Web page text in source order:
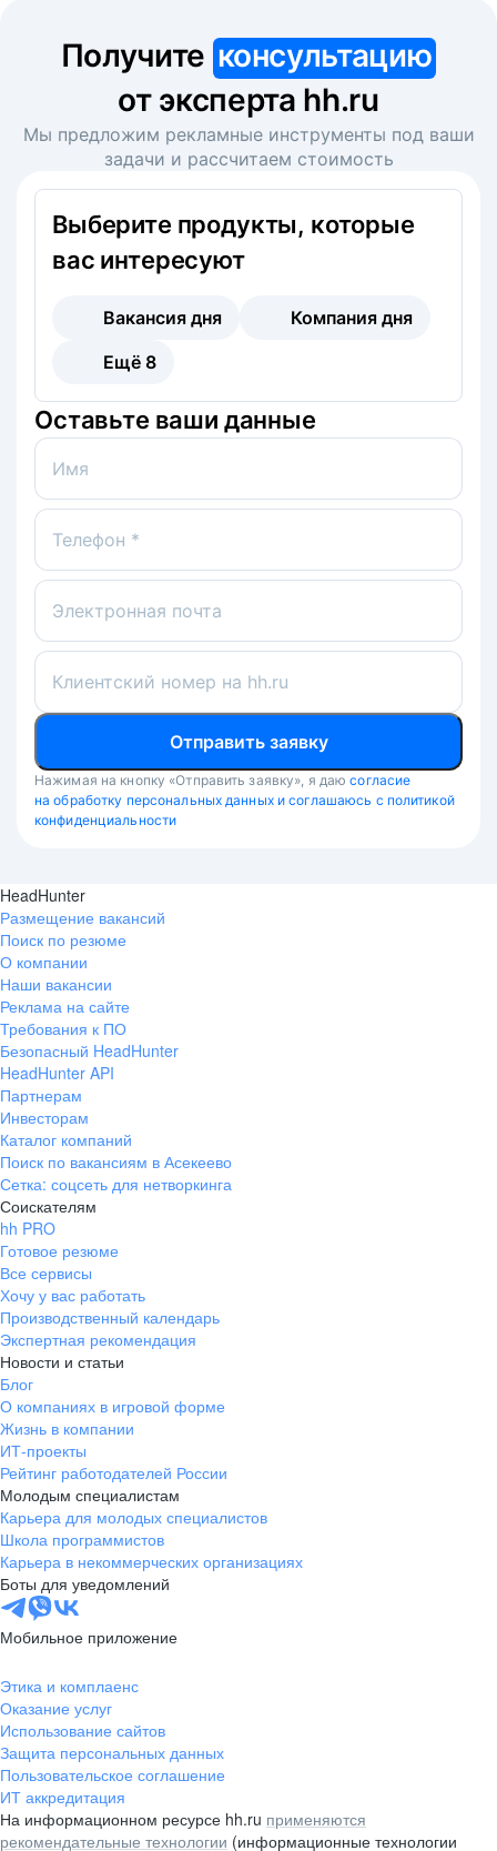
Получите консультацию
от эксперта hh.ru
Мы предложим рекламные инструменты под ваши
задачи и рассчитаем стоимость
Выберите продукты, которые
вас интересуют
Вакансия дня
Компания дня
Ещё 8
Оставьте ваши данные
Имя
Телефон *
Электронная почта
Клиентский номер на hh.ru
Отправить заявку
Нажимая на кнопку «Отправить заявку», я даю согласие
на обработку персональных данных и соглашаюсь с политикой
конфиденциальности
HeadHunter
Размещение вакансий
Поиск по резюме
О компании
Наши вакансии
Реклама на сайте
Требования к ПО
Безопасный HeadHunter
HeadHunter API
Партнерам
Инвесторам
Каталог компаний
Поиск по вакансиям в Асекеево
Сетка: соцсеть для нетворкинга
Соискателям
hh PRO
Готовое резюме
Все сервисы
Хочу у вас работать
Производственный календарь
Экспертная рекомендация
Новости и статьи
Блог
О компаниях в игровой форме
Жизнь в компании
ИТ-проекты
Рейтинг работодателей России
Молодым специалистам
Карьера для молодых специалистов
Школа программистов
Карьера в некоммерческих организациях
Боты для уведомлений
Мобильное приложение
Этика и комплаенс
Оказание услуг
Использование сайтов
Защита персональных данных
Пользовательское соглашение
ИТ аккредитация
На информационном ресурсе hh.ru применяются
рекомендательные технологии (информационные технологии